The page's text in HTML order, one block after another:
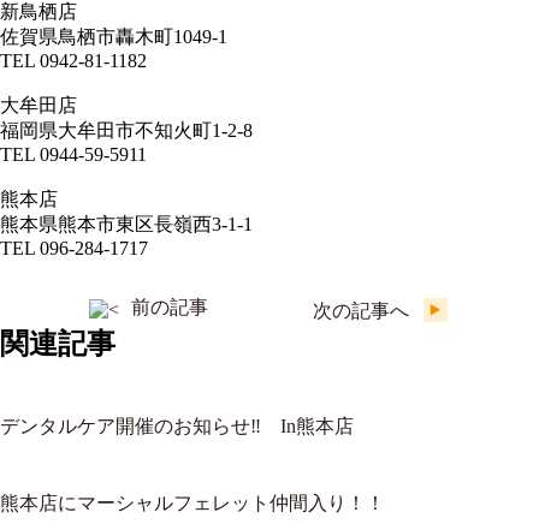
新鳥栖店
佐賀県鳥栖市轟木町1049-1
TEL 0942-81-1182
大牟田店
福岡県大牟田市不知火町1-2-8
TEL 0944-59-5911
熊本店
熊本県熊本市東区長嶺西3-1-1
TEL 096-284-1717
前の記事 次の記事へ
関連記事
デンタルケア開催のお知らせ‼ In熊本店
熊本店にマーシャルフェレット仲間入り！！